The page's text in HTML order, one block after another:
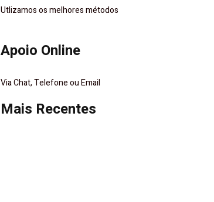
Utlizamos os melhores métodos
Apoio Online
Via Chat, Telefone ou Email
Mais Recentes